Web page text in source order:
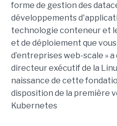
forme de gestion des
développements
technologie conteneur et
et de déploiement que
d’entreprises web-scale »
directeur exécutif de la
naissance de cette
disposition de la première
Kubernetes